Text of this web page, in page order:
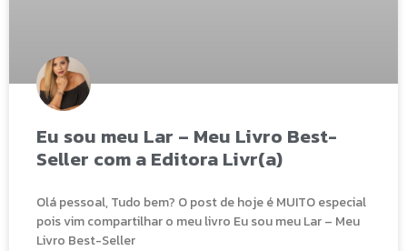
Eu sou meu Lar – Meu Livro Best-
Seller com a Editora Livr(a)
Olá pessoal, Tudo bem? O post de hoje é MUITO especial
pois vim compartilhar o meu livro Eu sou meu Lar – Meu
Livro Best-Seller